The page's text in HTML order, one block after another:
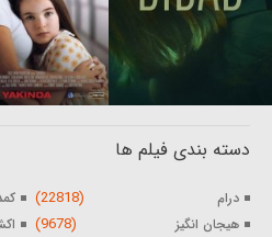
دسته بندی فیلم ها
درام (22818)
هیجان انگیز (9678)